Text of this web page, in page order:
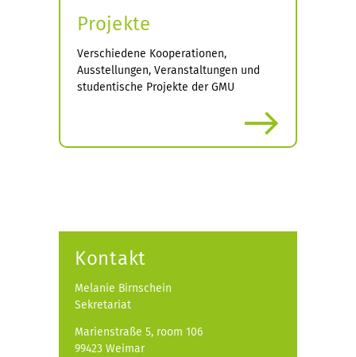
Kontakt
Melanie Birnschein
Sekretariat
Marienstraße 5, room 106
99423 Weimar
Projekte
Verschiedene Kooperationen,
Ausstellungen, Veranstaltungen und
studentische Projekte der GMU